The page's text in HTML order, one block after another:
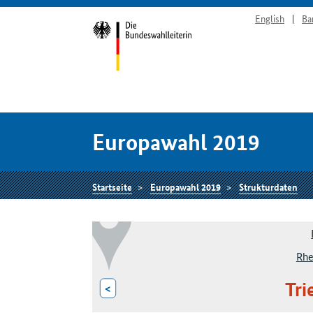
English
Europawahl 2019
Startseite Europawahl 2019 Strukturdaten
<